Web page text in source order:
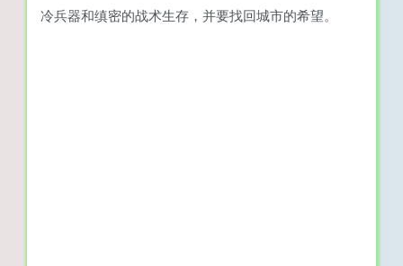
冷兵器和缜密的战术生存，并要找回城市的希望。